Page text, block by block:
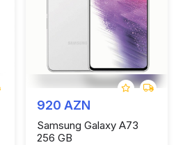
920 AZN
Samsung Galaxy A73
256 GB